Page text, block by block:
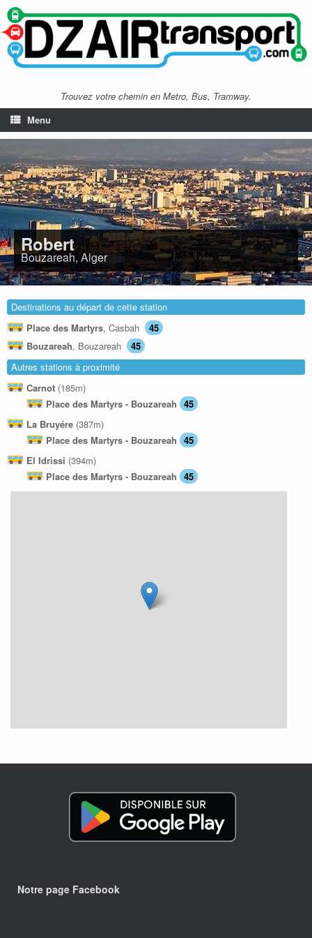
Trouvez votre chemin en Metro, Bus, Tramway.
Menu
Robert
Bouzareah, Alger
Destinations au départ de cette station
Place des Martyrs, Casbah
45
Bouzareah, Bouzareah
45
Autres stations à proximité
Carnot (185m)
Place des Martyrs - Bouzareah 45
La Bruyére (387m)
Place des Martyrs - Bouzareah 45
El Idrissi (394m)
Place des Martyrs - Bouzareah 45
Notre page Facebook